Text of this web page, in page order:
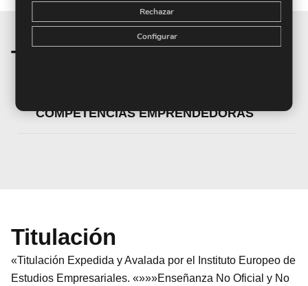
Temario de la materia
COMPETENCIAS EMPRENDEDORAS
Titulación
«Titulación Expedida y Avalada por el Instituto Europeo de
Estudios Empresariales. «»»»Enseñanza No Oficial y No
Rechazar
Configurar